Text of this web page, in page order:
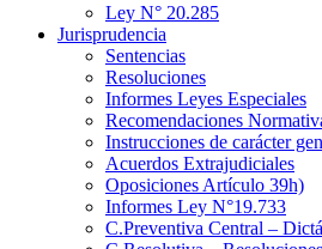
Ley N° 20.285
Jurisprudencia
Sentencias
Resoluciones
Informes Leyes Especiales
Recomendaciones
Instrucciones de carácter
Acuerdos Extrajudiciales
Oposiciones Artículo 39h)
Informes Ley N°19.733
C.Preventiva Central –